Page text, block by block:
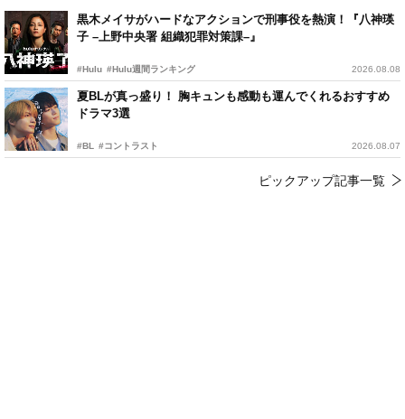
黒木メイサがハードなアクションで刑事役を熱演！『八神瑛
子 –上野中央署 組織犯罪対策課–』
#Hulu #Hulu週間ランキング 2026.08.08
夏BLが真っ盛り！ 胸キュンも感動も運んでくれるおすすめ
ドラマ3選
#BL #コントラスト 2026.08.07
ピックアップ記事一覧